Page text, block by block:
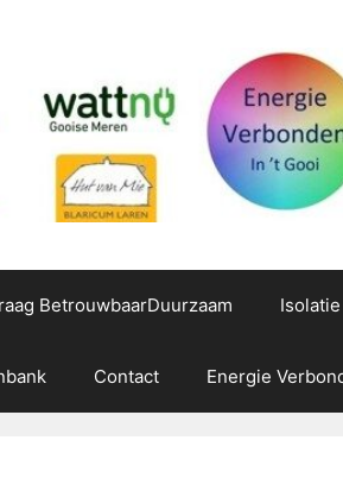
BetrouwbaarDuurzaam Isolatie
Contact Energie